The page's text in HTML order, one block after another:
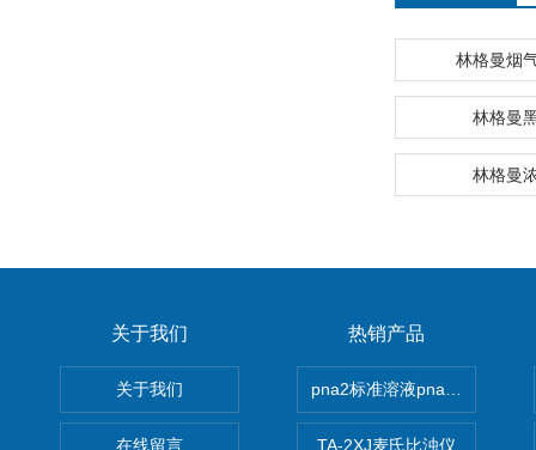
林格曼烟
林格曼
林格曼
关于我们
关于我们
在线留言
热销产品
pna2标准溶液pna3 pna4
TA-2XJ麦氏比浊仪